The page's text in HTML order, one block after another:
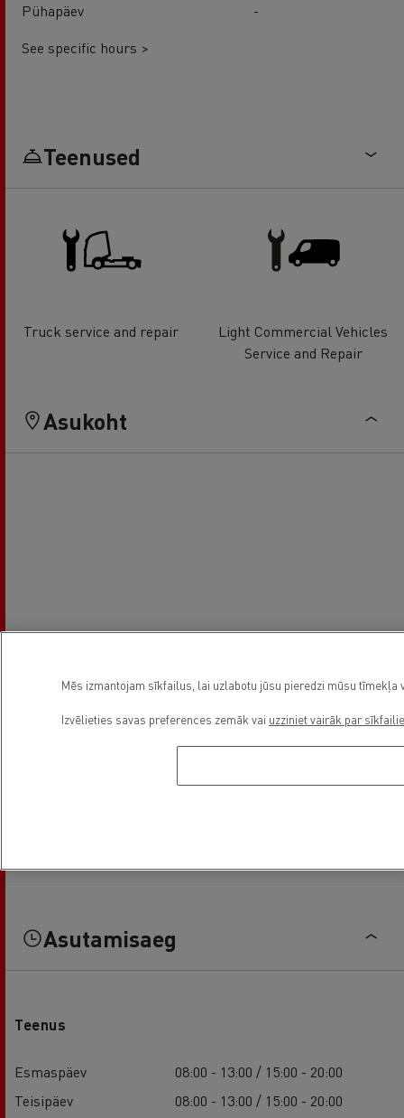
Pühapäev
-
See specific hours >
Teenused
Truck service and repair
Light Commercial Vehicles
Service and Repair
Asukoht
Asutamisaeg
Teenus
Esmaspäev
08:00 - 13:00 / 15:00 - 20:00
Teisipäev
08:00 - 13:00 / 15:00 - 20:00
Mēs izmantojam sīkfailus, lai uzlabotu jūsu pieredzi mūsu
Izvēlieties savas preferences zemāk vai uzziniet vairāk par